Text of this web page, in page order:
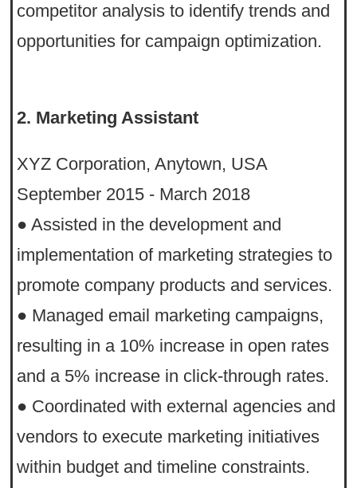
competitor analysis to identify trends and
opportunities for campaign optimization.
2. Marketing Assistant
XYZ Corporation, Anytown, USA
September 2015 - March 2018
● Assisted in the development and
implementation of marketing strategies to
promote company products and services.
● Managed email marketing campaigns,
resulting in a 10% increase in open rates
and a 5% increase in click-through rates.
● Coordinated with external agencies and
vendors to execute marketing initiatives
within budget and timeline constraints.